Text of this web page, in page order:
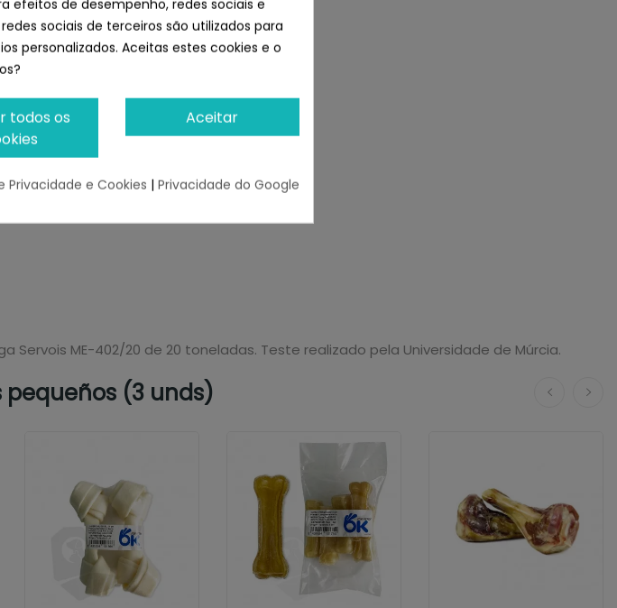
imediatamente as peças pequenas.
ME-402/20 de 20 toneladas. Teste realizado pela Universidade de Múrcia.
(3 unds)
efeitos de desempenho, redes sociais e
sociais de terceiros são utilizados para
personalizados. Aceitas estes cookies e o
Aceitar
todos os
Privacidade e Cookies | Privacidade do Google